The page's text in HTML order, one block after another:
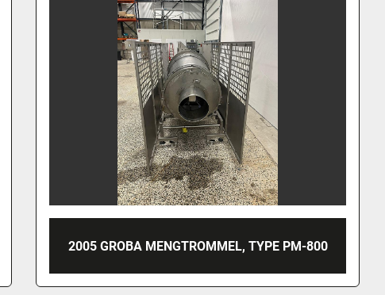
2014 AUTOMOTION SYSTEMS FST204
STAPELAAR KAASPLAKKEN